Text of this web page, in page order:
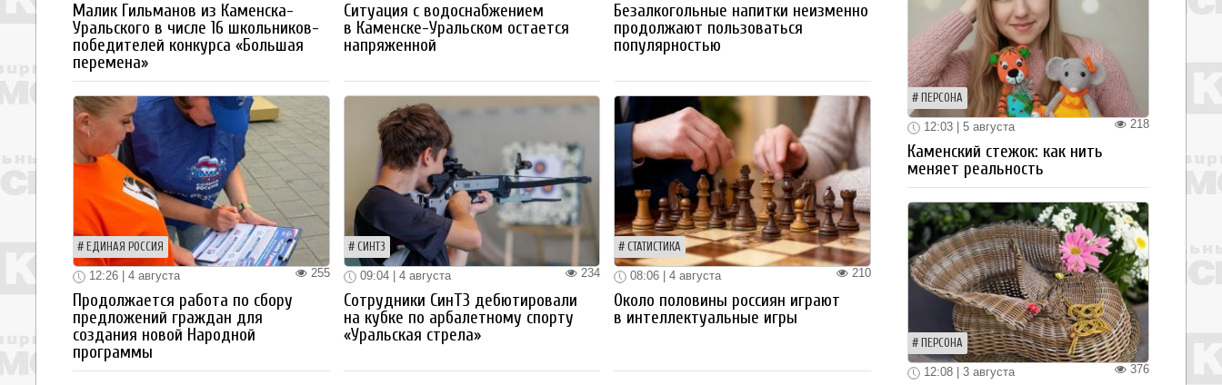
Малик Гильманов из Каменска-
Уральского в числе 16 школьников-
победителей конкурса «Большая
перемена»
Ситуация с водоснабжением
в Каменске-Уральском остается
напряженной
Безалкогольные напитки неизменно
продолжают пользоваться
популярностью
ЕДИНАЯ РОССИЯ
255
12:26 | 4 августа
Продолжается работа по сбору
предложений граждан для
создания новой Народной
программы
СИНТЗ
234
09:04 | 4 августа
Сотрудники СинТЗ дебютировали
на кубке по арбалетному спорту
«Уральская стрела»
СТАТИСТИКА
210
08:06 | 4 августа
Около половины россиян играют
в интеллектуальные игры
ПЕРСОНА
218
12:03 | 5 августа
Каменский стежок: как нить
меняет реальность
ПЕРСОНА
376
12:08 | 3 августа